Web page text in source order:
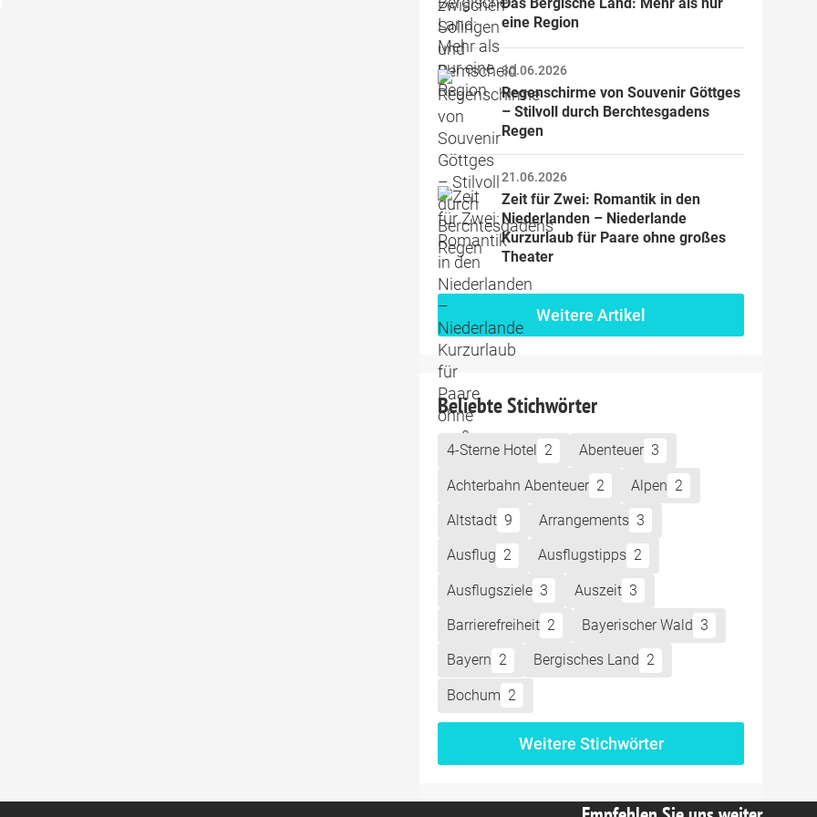
eine Region
30.06.2026
Regenschirme von Souvenir Göttges
– Stilvoll durch Berchtesgadens
Regen
21.06.2026
Zeit für Zwei: Romantik in den
Niederlanden – Niederlande
Kurzurlaub für Paare ohne großes
Theater
Weitere Artikel
Beliebte Stichwörter
4-Sterne Hotel 2 Abenteuer 3
Achterbahn Abenteuer 2 Alpen 2
Altstadt 9 Arrangements 3
Ausflug 2 Ausflugstipps 2
Ausflugsziele 3 Auszeit 3
Barrierefreiheit 2 Bayerischer Wald 3
Bayern 2 Bergisches Land 2
Bochum 2
Weitere Stichwörter